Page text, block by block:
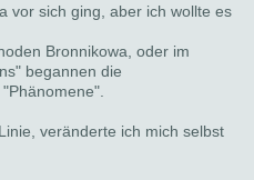
vor sich ging, aber ich wollte es
Bronnikowa, oder im
begannen die
veränderte ich mich selbst